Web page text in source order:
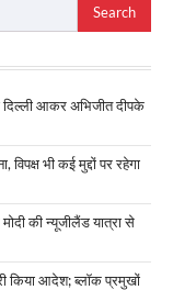
दिल्ली आकर अभिजीत दीपके
भी कई मुद्दों पर रहेगा
की न्यूजीलैंड यात्रा से
किया आदेश; ब्लॉक प्रमुखों